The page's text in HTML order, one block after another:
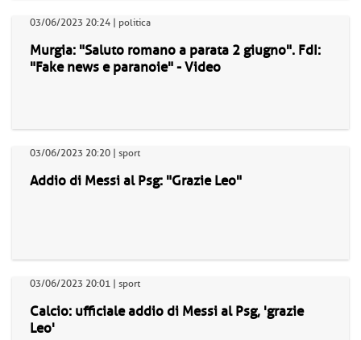
03/06/2023 20:24 | politica
Murgia: "Saluto romano a parata 2 giugno". FdI:
"Fake news e paranoie" - Video
03/06/2023 20:20 | sport
Addio di Messi al Psg: "Grazie Leo"
03/06/2023 20:01 | sport
Calcio: ufficiale addio di Messi al Psg, 'grazie
Leo'